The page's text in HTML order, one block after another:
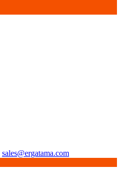
sales@ergatama.com